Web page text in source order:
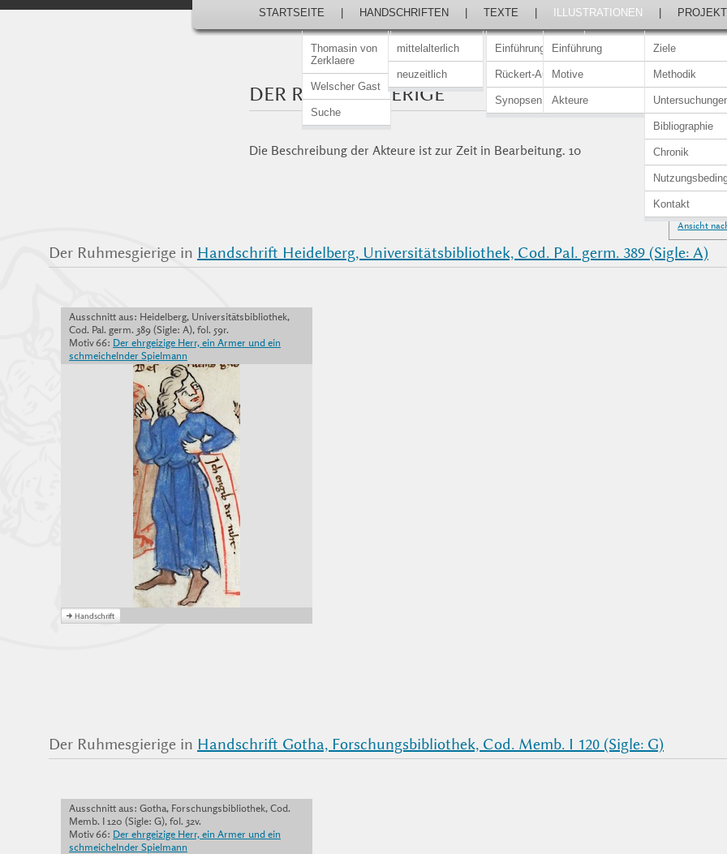
STARTSEITE
Thomasin von
Zerklaere
Welscher Gast
Suche
HANDSCHRIFTEN
mittelalterlich
neuzeitlich
TEXTE
Einführung
Rückert-Ausgabe
Synopsen
ILLUSTRATIONEN
Einführung
Motive
Akteure
PROJEKT
Ziele
Methodik
Bibliographie
Chronik
Kontakt
DER RUHMESGIERIGE
Die Beschreibung der Akteure ist zur Zeit in Bearbeitung. 10
Ansicht
Der Ruhmesgierige in Handschrift Heidelberg, Universitätsbibliothek, Cod. Pal. germ. 389 (Sigle: A)
Ausschnitt aus: Heidelberg, Universitätsbibliothek,
Cod. Pal. germ. 389 (Sigle: A), fol. 59r.
Motiv 66: Der ehrgeizige Herr, ein Armer und ein
schmeichelnder Spielmann
Der Ruhmesgierige in Handschrift Gotha, Forschungsbibliothek, Cod. Memb. I 120 (Sigle: G)
Ausschnitt aus: Gotha, Forschungsbibliothek, Cod.
Memb. I 120 (Sigle: G), fol. 32v.
Motiv 66: Der ehrgeizige Herr, ein Armer und ein
schmeichelnder Spielmann